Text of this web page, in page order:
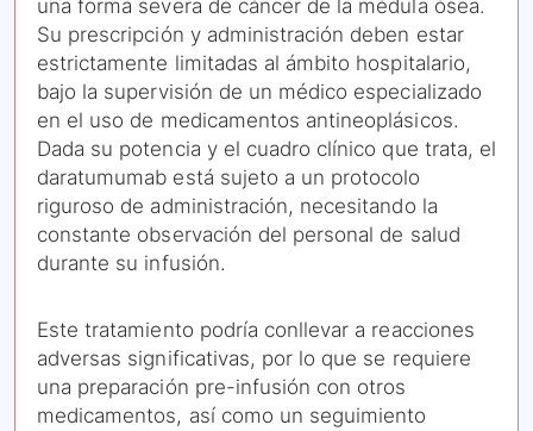
una forma severa de cáncer de la médula ósea.
Su prescripción y administración deben estar
estrictamente limitadas al ámbito hospitalario,
bajo la supervisión de un médico especializado
en el uso de medicamentos antineoplásicos.
Dada su potencia y el cuadro clínico que trata, el
daratumumab está sujeto a un protocolo
riguroso de administración, necesitando la
constante observación del personal de salud
durante su infusión.
Este tratamiento podría conllevar a reacciones
adversas significativas, por lo que se requiere
una preparación pre-infusión con otros
medicamentos, así como un seguimiento